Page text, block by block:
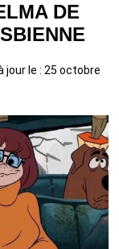
DE
à jour le : 25 octobre